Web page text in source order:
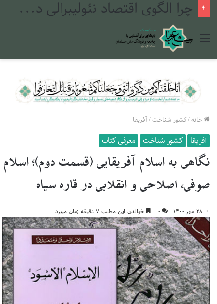
چرا الگوی اقتصاد نئولیبرالی در مراکش شکست خورد؟
منو
خانه/کشور شناخت/آفریقا
آفریقا کشور شناخت معرفی کتاب
نگاهی به اسلام آفریقایی (قسمت دوم)؛ اسلام
صوفی، اصلاحی و انقلابی در قاره سیاه
۲۸ مهر ۱۴۰۰ ۰ خواندن این مطلب ۷ دقیقه زمان میبرد